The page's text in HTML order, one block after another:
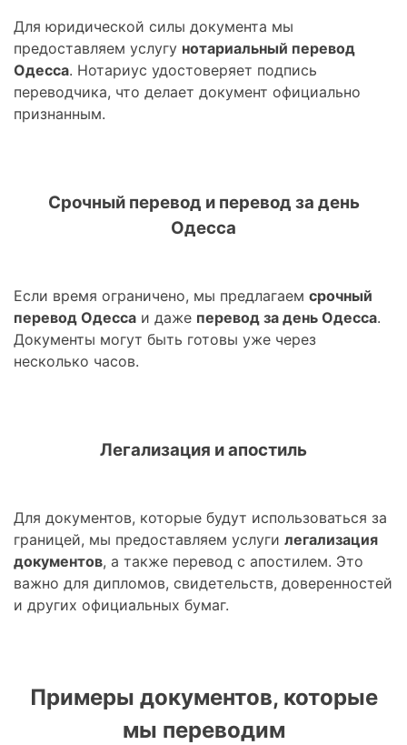
Для юридической силы документа мы
предоставляем услугу нотариальный перевод
Одесса. Нотариус удостоверяет подпись
переводчика, что делает документ официально
признанным.
Срочный перевод и перевод за день
Одесса
Если время ограничено, мы предлагаем срочный
перевод Одесса и даже перевод за день Одесса.
Документы могут быть готовы уже через
несколько часов.
Легализация и апостиль
Для документов, которые будут использоваться за
границей, мы предоставляем услуги легализация
документов, а также перевод с апостилем. Это
важно для дипломов, свидетельств, доверенностей
и других официальных бумаг.
Примеры документов, которые
мы переводим